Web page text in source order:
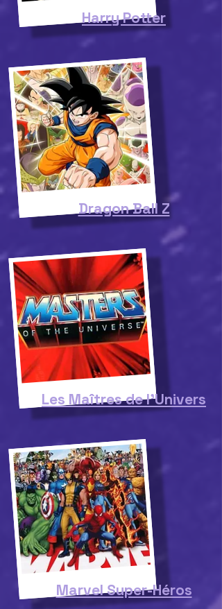
Harry Potter
Dragon Ball Z
Les Maîtres de l'Univers
Marvel Super-Héros